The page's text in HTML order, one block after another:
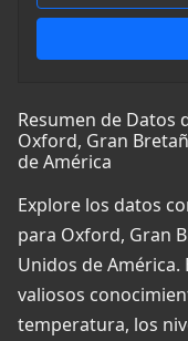
Resumen de Datos
Oxford, Gran
de América
Explore los datos
para Oxford, Gran
Unidos de
valiosos
temperatura, los